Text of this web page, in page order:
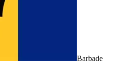
Barbade